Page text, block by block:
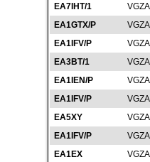
EA7IHT/1
EA1GTX/P
EA1IFV/P
EA3BT/1
EA1IEN/P
EA1IFV/P
EA5XY
EA1IFV/P
EA1EX